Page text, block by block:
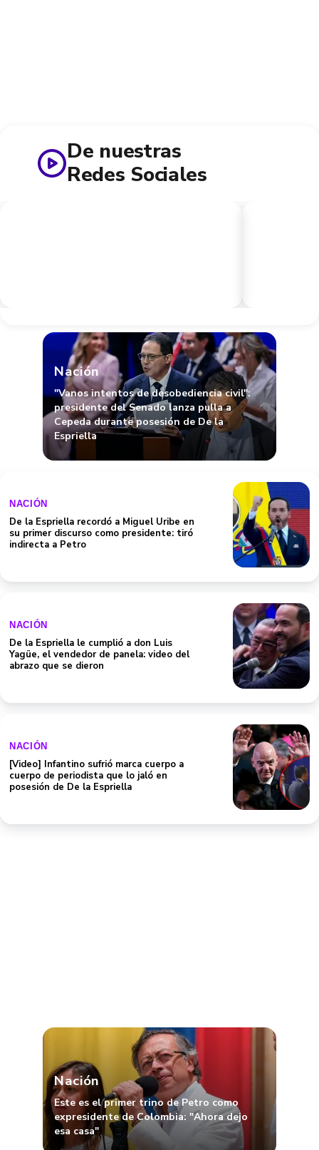
De nuestras
Redes Sociales
Nación
"Vanos intentos de desobediencia civil":
presidente del Senado lanza pulla a
Cepeda durante posesión de De la
Espriella
NACIÓN
De la Espriella recordó a Miguel Uribe en
su primer discurso como presidente: tiró
indirecta a Petro
NACIÓN
De la Espriella le cumplió a don Luis
Yagüe, el vendedor de panela: video del
abrazo que se dieron
NACIÓN
[Video] Infantino sufrió marca cuerpo a
cuerpo de periodista que lo jaló en
posesión de De la Espriella
Nación
Este es el primer trino de Petro como
expresidente de Colombia: "Ahora dejo
esa casa"